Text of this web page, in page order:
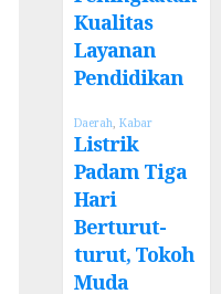
Kualitas
Layanan
Pendidikan
Daerah ,Kabar
Listrik
Padam Tiga
Hari
Berturut-
turut, Tokoh
Muda